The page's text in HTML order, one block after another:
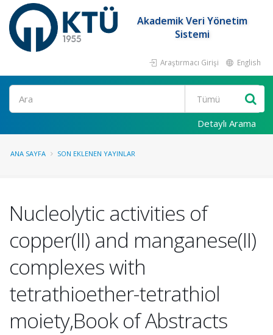
Akademik Veri Yönetim
Sistemi
Araştırmacı Girişi English
Ara
Detaylı Arama
ANA SAYFA SON EKLENEN YAYINLAR
Nucleolytic activities of
copper(II) and manganese(II)
complexes with
tetrathioether-tetrathiol
moiety,Book of Abstracts